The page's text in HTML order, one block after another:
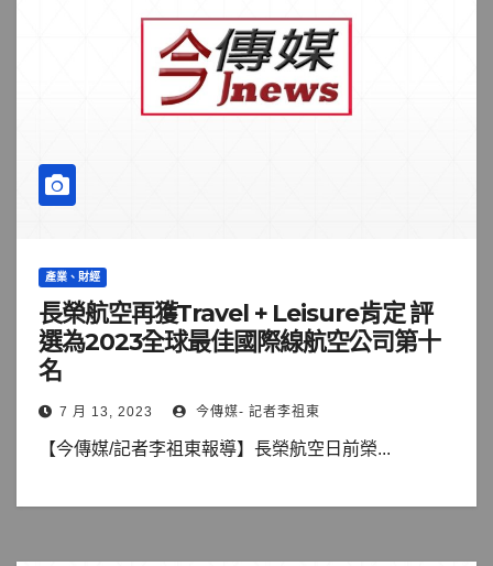
產業、財經
長榮航空再獲Travel + Leisure肯定 評
選為2023全球最佳國際線航空公司第十
名
7 月 13, 2023 今傳媒- 記者李祖東
【今傳媒/記者李祖東報導】長榮航空日前榮...